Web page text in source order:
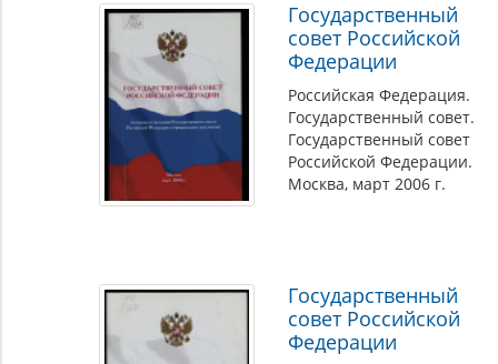
Государственный
совет Российской
Федерации
Российская Федерация.
Государственный совет.
Государственный совет
Российской Федерации.
Москва, март 2006 г.
Государственный
совет Российской
Федерации